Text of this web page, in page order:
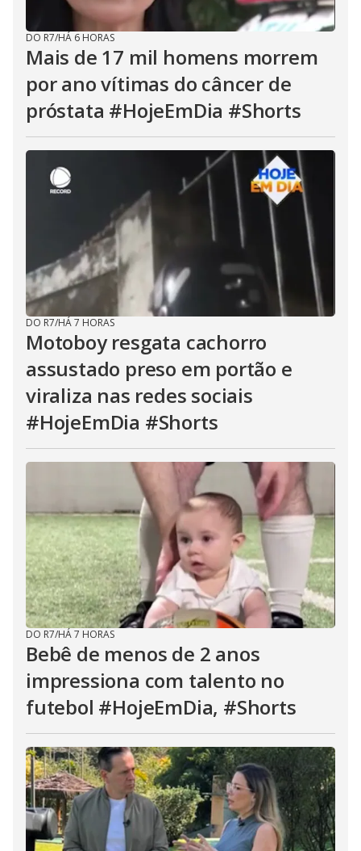
DO R7/HÁ 6 HORAS
Mais de 17 mil homens morrem
por ano vítimas do câncer de
próstata #HojeEmDia #Shorts
DO R7/HÁ 7 HORAS
Motoboy resgata cachorro
assustado preso em portão e
viraliza nas redes sociais
#HojeEmDia #Shorts
DO R7/HÁ 7 HORAS
Bebê de menos de 2 anos
impressiona com talento no
futebol #HojeEmDia, #Shorts